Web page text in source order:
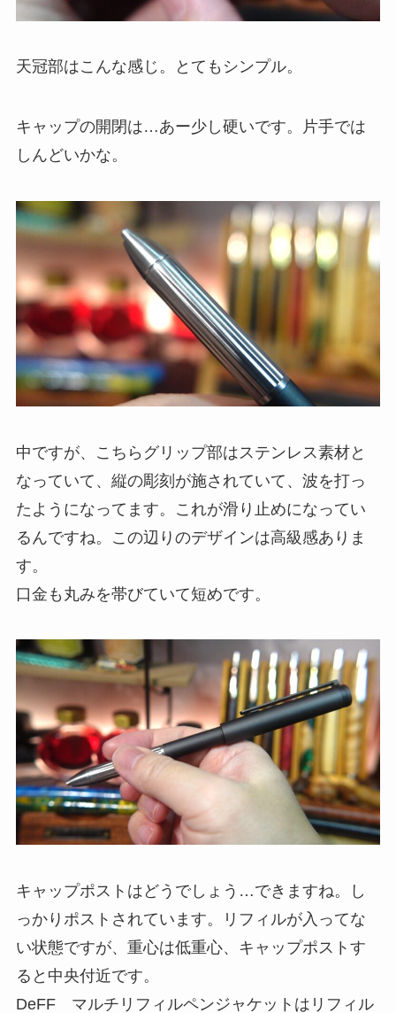
天冠部はこんな感じ。とてもシンプル。
キャップの開閉は…あー少し硬いです。片手では
しんどいかな。
中ですが、こちら グリップ部はステンレス素材と
なっていて、縦の彫刻が施されていて、波を打っ
たようになってます。これが滑り止めになってい
るんですね。この辺りのデザインは高級感ありま
す。
口金も丸みを帯びていて短めです。
キャップポストはどうでしょう…できますね。し
っかりポストされています。リフィルが入ってな
い状態ですが、重心は低重心、キャップポストす
ると中央付近です。
DeFF マルチリフィルペンジャケットはリフィル